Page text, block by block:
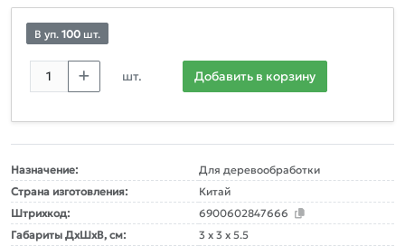
В уп. 100 шт.
шт. Добавить в корзину
Назначение:
Для деревообработки
Страна изготовления:
Китай
Штрихкод:
6900602847666
Габариты ДxШxВ, см:
3 x 3 x 5.5